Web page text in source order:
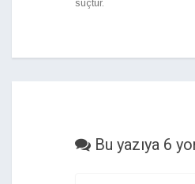
suçtur.
Bu yazıya 6